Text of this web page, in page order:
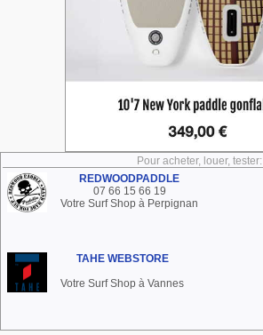
Pour acheter, louer, tester:
REDWOODPADDLE
07 66 15 66 19
Votre Surf Shop à Perpignan
TAHE WEBSTORE
Votre Surf Shop à Vannes